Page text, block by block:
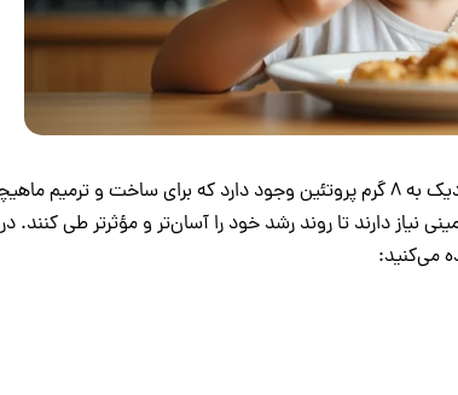
تحقیقات نشان می‌دهند که در هر دو قاشق غذاخوری کره بادام ‌زمینی، نزدیک به ۸ گرم پروتئین وجود دارد که برای ساخت و
نیاز دارند تا روند رشد خود را آسان‌تر و مؤثرتر طی کنند. در
می‌کنید: